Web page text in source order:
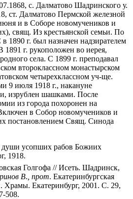
с. Далматово Шадринского у.
ст. Далматово Пермской железной
и в Соборе новомучеников и
свящ. Из крестьянской семьи. По
1890 г. был назначен надзирателем
1891 г. рукоположен во иерея,
села. С 1899 г. преподавал
второклассном монастырском
четырехклассном уч-ще.
9 июля 1918 г., накануне
изрублен шашками. После
из города похоронен на
в Собор новомучеников и
постановлением Свящ. Синода
усопших рабов Божиих
1918.
Голгофа // Исеть. Шадринск,
В. прот. Екатеринбургская
Екатеринбург, 2001. С. 29,
508.